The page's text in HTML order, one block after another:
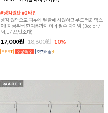
#냉감원단 #2타입
냉감 원단으로 피부에 닿을때 시원하고 부드러운 텍스
쳐! 지금부터 한여름까지 이너 필수 아이템 (3color /
M,L / 끈,민소매)
17,000원 18,800원 10%